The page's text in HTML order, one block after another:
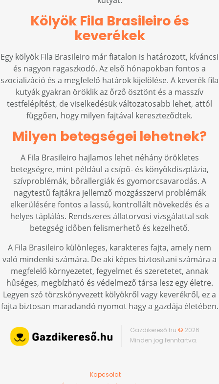
Kölyök Fila Brasileiro és
keverékek
Egy kölyök Fila Brasileiro már fiatalon is határozott, kíváncsi
és nagyon ragaszkodó. Az első hónapokban fontos a
szocializáció és a megfelelő határok kijelölése. A keverék fila
kutyák gyakran öröklik az őrző ösztönt és a masszív
testfelépítést, de viselkedésük változatosabb lehet, attól
függően, hogy milyen fajtával kereszteződtek.
Milyen betegségei lehetnek?
A Fila Brasileiro hajlamos lehet néhány örökletes
betegségre, mint például a csípő- és könyökdiszplázia,
szívproblémák, bőrallergiák és gyomorcsavarodás. A
nagytestű fajtákra jellemző mozgásszervi problémák
elkerülésére fontos a lassú, kontrollált növekedés és a
helyes táplálás. Rendszeres állatorvosi vizsgálattal sok
betegség időben felismerhető és kezelhető.
A Fila Brasileiro különleges, karakteres fajta, amely nem
való mindenki számára. De aki képes biztosítani számára a
megfelelő környezetet, fegyelmet és szeretetet, annak
hűséges, megbízható és védelmező társa lesz egy életre.
Legyen szó törzskönyvezett kölyökről vagy keverékről, ez a
fajta biztosan maradandó nyomot hagy a gazdája életében.
Gazdikereső.hu © 2026
Minden jog fenntartva.
Kapcsolat